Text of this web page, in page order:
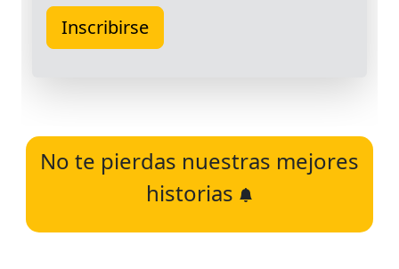
No te pierdas nuestras mejores
historias